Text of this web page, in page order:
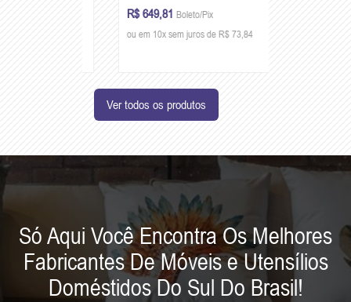
R$ 649,81Boleto/Pix
ou em 10x sem juros de R$ 73,84
Ver todos os produtos
Só Aqui Você Encontra Os Melhores
Fabricantes De Móveis e Utensílios
Doméstidos Do Sul Do Brasil!